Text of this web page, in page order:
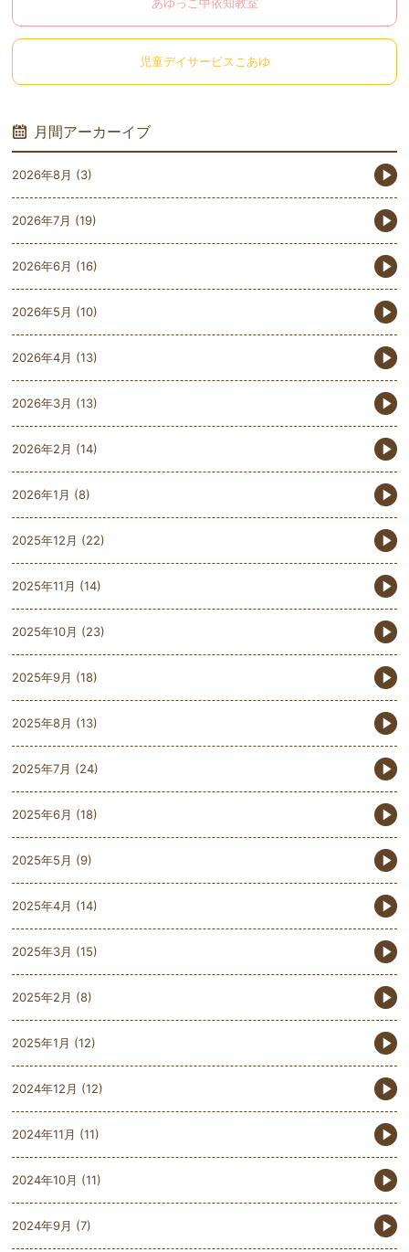
児童デイサービスこあゆ
月間アーカーイブ
2026年8月 (3)
2026年7月 (19)
2026年6月 (16)
2026年5月 (10)
2026年4月 (13)
2026年3月 (13)
2026年2月 (14)
2026年1月 (8)
2025年12月 (22)
2025年11月 (14)
2025年10月 (23)
2025年9月 (18)
2025年8月 (13)
2025年7月 (24)
2025年6月 (18)
2025年5月 (9)
2025年4月 (14)
2025年3月 (15)
2025年2月 (8)
2025年1月 (12)
2024年12月 (12)
2024年11月 (11)
2024年10月 (11)
2024年9月 (7)